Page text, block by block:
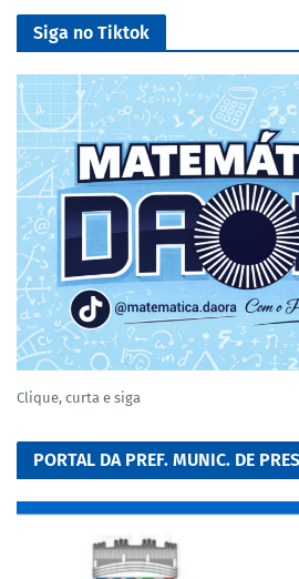
Siga no Tiktok
Clique, curta e siga
PORTAL DA PREF. MUNIC. DE